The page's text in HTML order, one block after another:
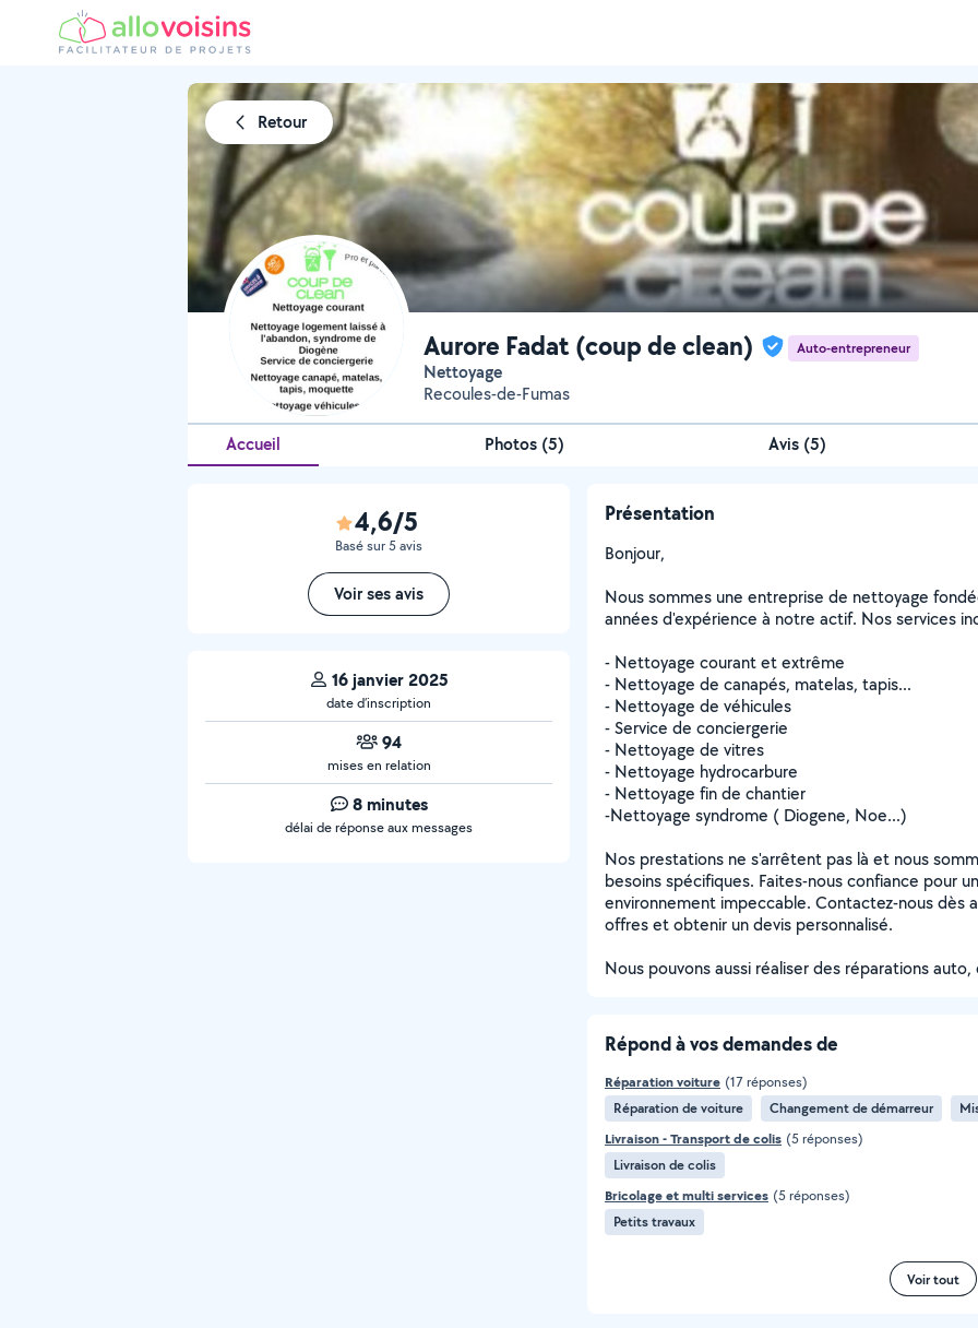
Retour
Aurore Fadat (coup de clean) Auto-entrepreneur
Nettoyage
Recoules-de-Fumas
Accueil Photos (5) Avis (5)
4,6/5
Basé sur 5 avis
Voir ses avis
16 janvier 2025
date d’inscription
94
mises en relation
8 minutes
délai de réponse aux messages
Présentation
Bonjour,
Nous sommes une entreprise de nettoyage
années d'expérience à notre actif. Nos services
- Nettoyage courant et extrême
- Nettoyage de canapés, matelas, tapis...
- Nettoyage de véhicules
- Service de conciergerie
- Nettoyage de vitres
- Nettoyage hydrocarbure
- Nettoyage fin de chantier
-Nettoyage syndrome ( Diogene, Noe...)
Nos prestations ne s'arrêtent pas là et nous
besoins spécifiques. Faites-nous confiance pour
environnement impeccable. Contactez-nous dès
offres et obtenir un devis personnalisé.
Nous pouvons aussi réaliser des réparations
Répond à vos demandes de
Réparation voiture (17 réponses)
Réparation de voiture
Changement de démarreur
Livraison - Transport de colis (5 réponses)
Livraison de colis
Bricolage et multi services (5 réponses)
Petits travaux
Voir tout